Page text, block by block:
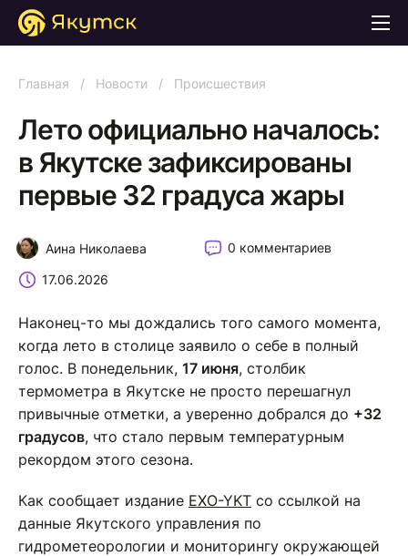
Главная / Новости / Происшествия
Лето официально началось:
в Якутске зафиксированы
первые 32 градуса жары
Аина Николаева 0 комментариев
17.06.2026
Наконец-то мы дождались того самого момента,
когда лето в столице заявило о себе в полный
голос. В понедельник, 17 июня, столбик
термометра в Якутске не просто перешагнул
привычные отметки, а уверенно добрался до +32
градусов, что стало первым температурным
рекордом этого сезона.
Как сообщает издание EXO-YKT со ссылкой на
данные Якутского управления по
гидрометеорологии и мониторингу окружающей